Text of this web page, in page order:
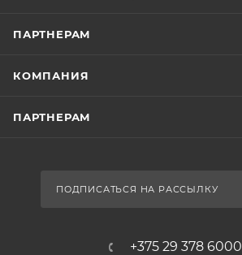
ПАРТНЕРАМ
КОМПАНИЯ
ПАРТНЕРАМ
ПОДПИСАТЬСЯ НА РАССЫЛКУ
+375 29 378 6000